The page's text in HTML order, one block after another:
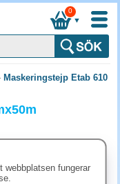
▼
0
Maskeringstejp Etab 610
fungerar